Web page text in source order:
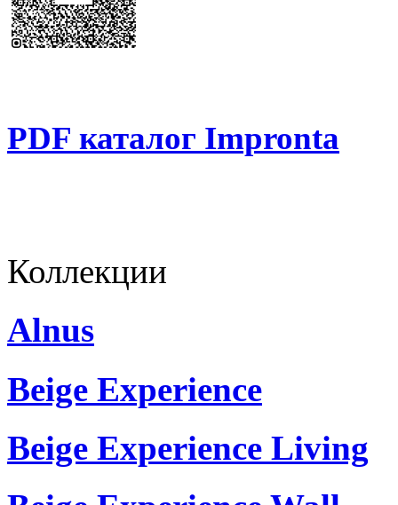
PDF каталог Impronta
Коллекции
Alnus
Beige Experience
Beige Experience Living